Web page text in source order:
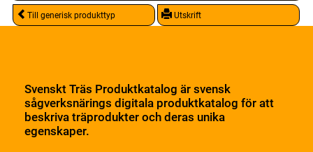
Till generisk produkttyp Utskrift
Svenskt Träs Produktkatalog är svensk
sågverksnärings digitala produktkatalog för att
beskriva träprodukter och deras unika
egenskaper.